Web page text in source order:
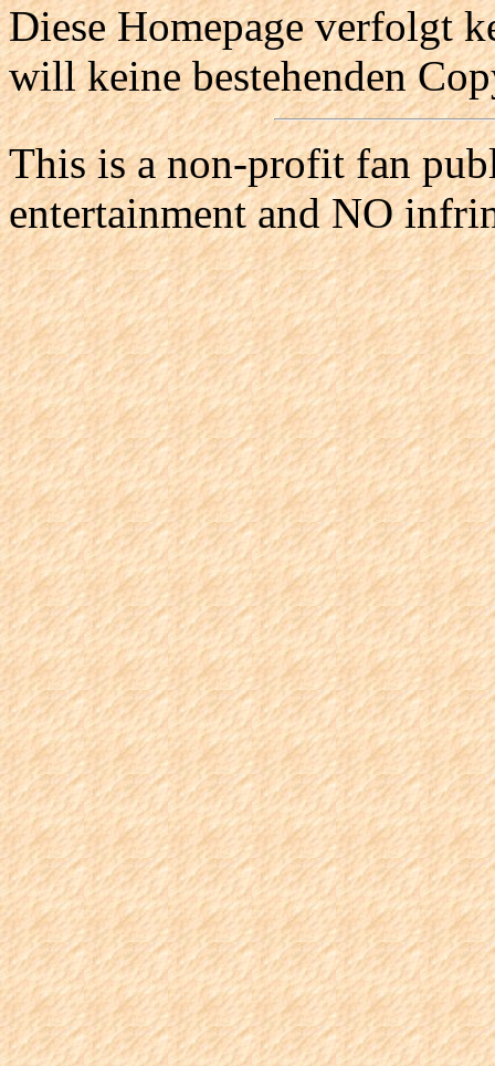
Diese Homepage verfolgt
will keine bestehenden
This is a non-profit fan
entertainment and NO